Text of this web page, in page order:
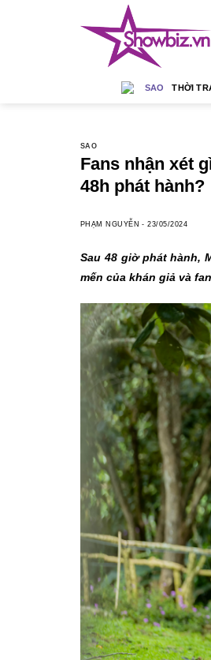
SAO THỜI
SAO
Fans nhận xét
48h phát hành?
PHẠM NGUYỄN -23/05/2024
Sau 48 giờ phát hành,
mến của khán giả và